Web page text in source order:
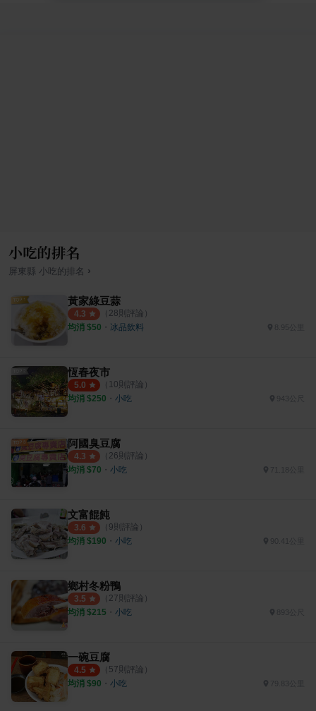
小吃的排名
屏東縣 小吃 的排名 ›
黃家綠豆蒜
4.3 （ 28則評論）
均消 $50 ・ 冰品飲料 8.95公里
恆春夜市
5.0 （ 10則評論）
均消 $250 ・ 小吃 943公尺
阿國臭豆腐
4.3 （ 26則評論）
均消 $70 ・ 小吃
文富餛飩
3.6 （ 9則評論）
均消 $190 ・ 小吃 90.41公里
鄉村冬粉鴨
3.5 （ 27則評論）
均消 $215 ・ 小吃
一碗豆腐
4.5 （ 57則評論）
均消 $90 ・ 小吃